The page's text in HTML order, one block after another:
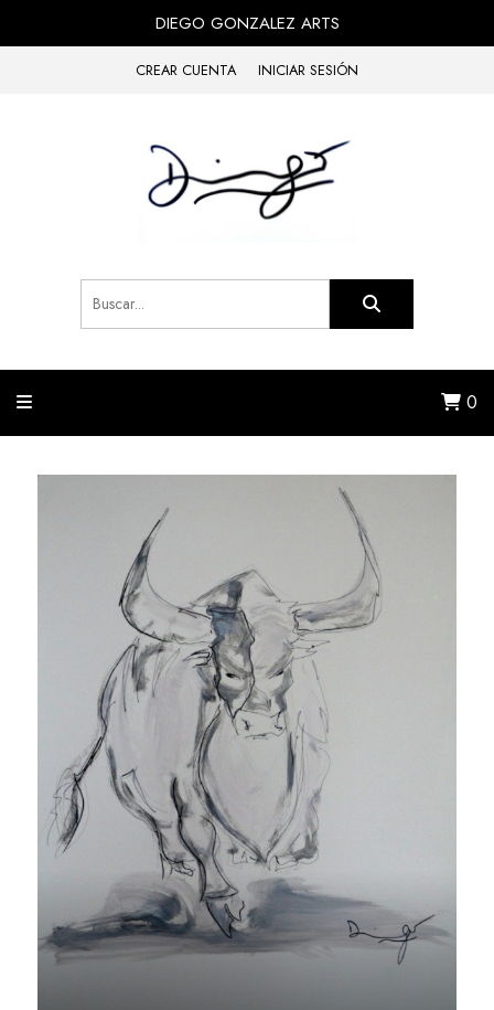
DIEGO GONZALEZ ARTS
CREAR CUENTA INICIAR SESIÓN
0